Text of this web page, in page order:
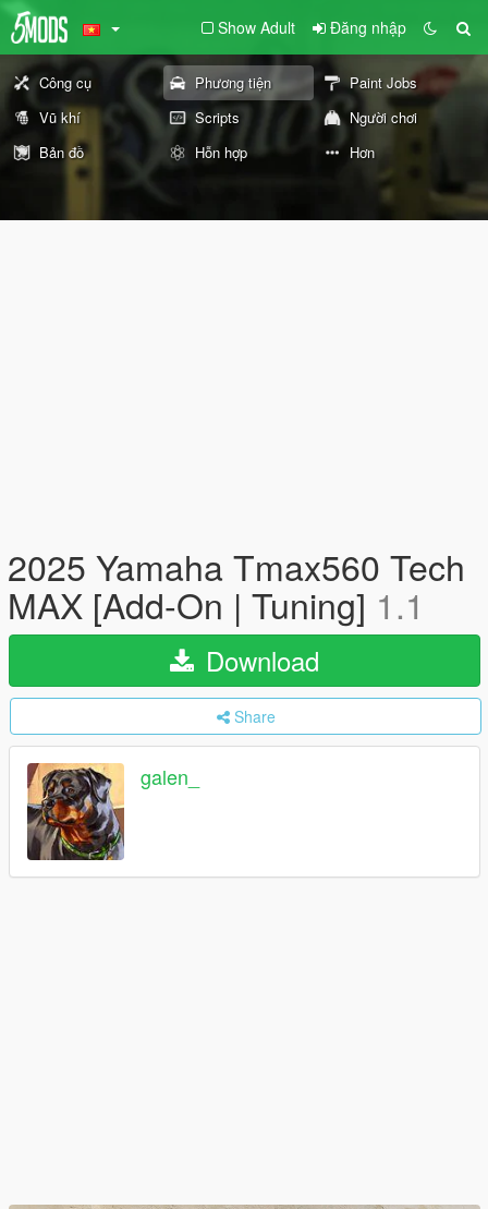
Show Adult Đăng nhập
Công cụ Phương tiện
Paint Jobs
Vũ khí
Scripts
Người chơi
Bản đồ
Hỗn hợp Hơn
2025 Yamaha Tmax560 Tech
MAX [Add-On | Tuning] 1.1
Download
Share
galen_